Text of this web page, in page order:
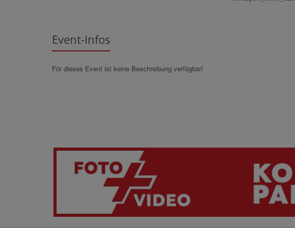
Event-Infos
Für dieses Event ist keine Beschreibung verfügbar!